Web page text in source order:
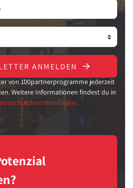
ANMELDEN
von 100partnerprogramme jederzeit
Weitere Informationen findest du in